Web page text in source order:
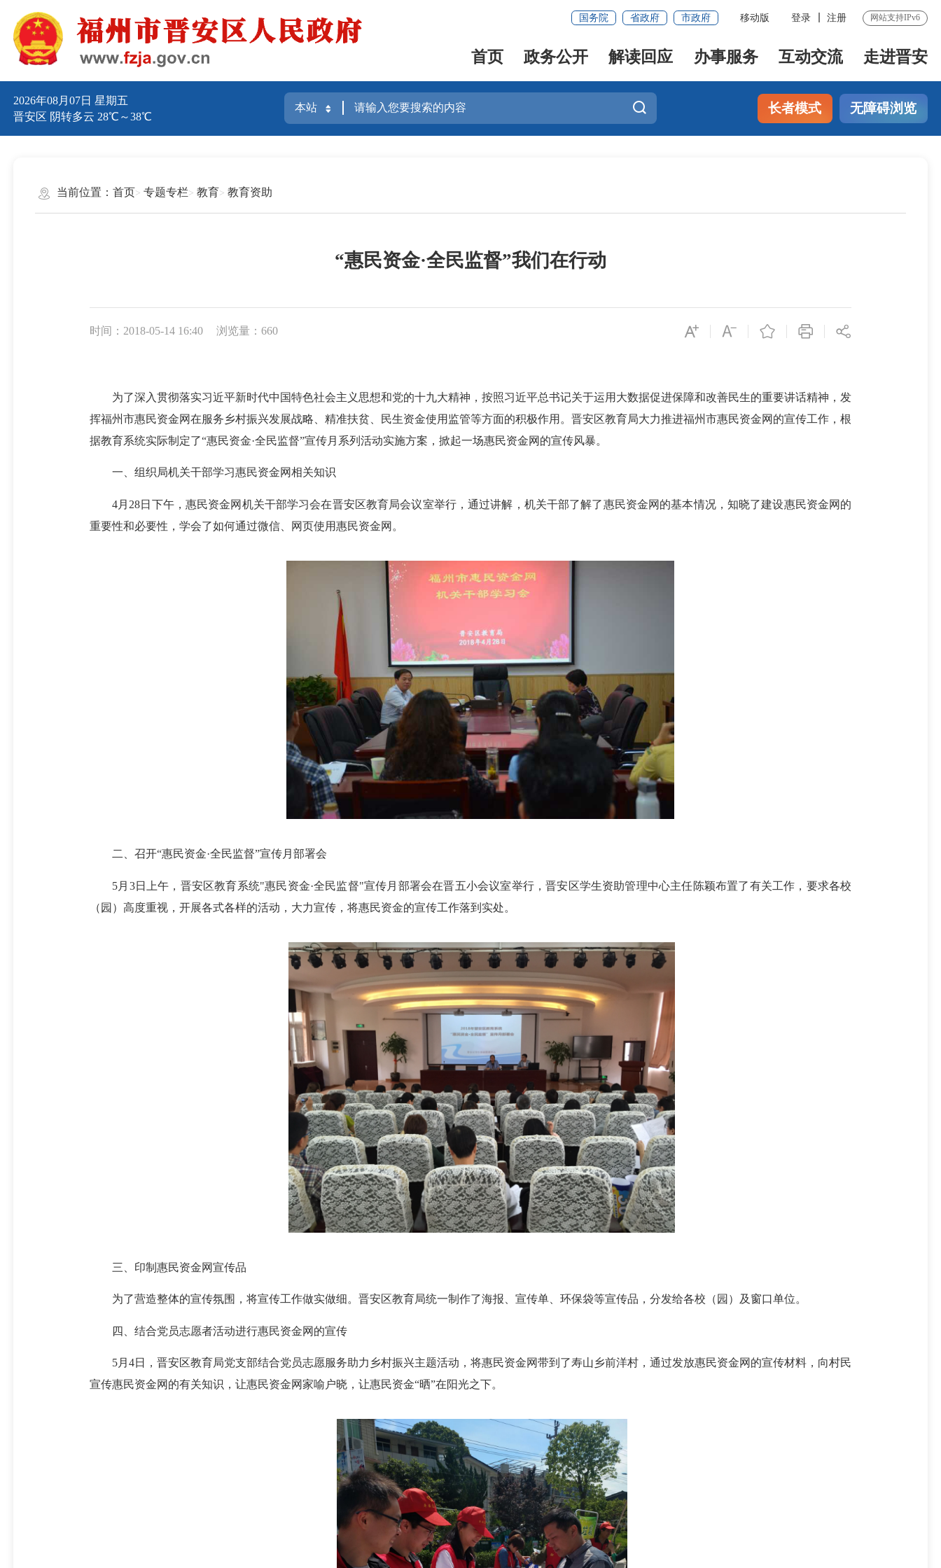
国务院 省政府 市政府 移动版 登录 注册 网站支持IPv6
首页 政务公开 解读回应 办事服务 互动交流 走进晋安
2026年08月07日 星期五
晋安区 阴转多云 28℃～38℃
长者模式 无障碍浏览
当前位置： 首页 专题专栏 教育 教育资助
“惠民资金·全民监督”我们在行动
时间：2018-05-14 16:40 浏览量：660
为了深入贯彻落实习近平新时代中国特色社会主义思想和党的十九大精神，按照习近平总书记关于运用大数据促进保障和改善民生的重要讲话精神，发
挥福州市惠民资金网在服务乡村振兴发展战略、精准扶贫、民生资金使用监管等方面的积极作用。晋安区教育局大力推进福州市惠民资金网的宣传工作，根
据教育系统实际制定了“惠民资金·全民监督”宣传月系列活动实施方案，掀起一场惠民资金网的宣传风暴。
一、组织局机关干部学习惠民资金网相关知识
4月28日下午，惠民资金网机关干部学习会在晋安区教育局会议室举行，通过讲解，机关干部了解了惠民资金网的基本情况，知晓了建设惠民资金网的
重要性和必要性，学会了如何通过微信、网页使用惠民资金网。
二、召开“惠民资金·全民监督”宣传月部署会
5月3日上午，晋安区教育系统"惠民资金·全民监督"宣传月部署会在晋五小会议室举行，晋安区学生资助管理中心主任陈颖布置了有关工作，要求各校
（园）高度重视，开展各式各样的活动，大力宣传，将惠民资金的宣传工作落到实处。
三、印制惠民资金网宣传品
为了营造整体的宣传氛围，将宣传工作做实做细。晋安区教育局统一制作了海报、宣传单、环保袋等宣传品，分发给各校（园）及窗口单位。
四、结合党员志愿者活动进行惠民资金网的宣传
5月4日，晋安区教育局党支部结合党员志愿服务助力乡村振兴主题活动，将惠民资金网带到了寿山乡前洋村，通过发放惠民资金网的宣传材料，向村民
宣传惠民资金网的有关知识，让惠民资金网家喻户晓，让惠民资金“晒”在阳光之下。